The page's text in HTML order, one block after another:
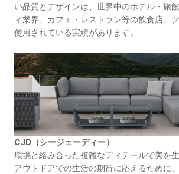
い品質とデザインは、世界中のホテル・旅
ィ業界、カフェ・レストラン等の飲食店、
使用されている実績があります。
CJD（シージェーディー）
環境と絡み合った複雑なディテールで美を
アウトドアでの生活の期待に応えるために